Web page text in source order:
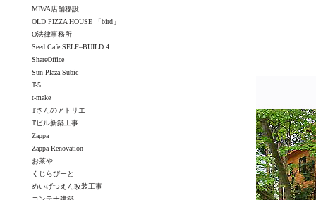
MIWA店舗移設
OLD PIZZA HOUSE 「bird」
O法律事務所
Seed Cafe SELF–BUILD 4
ShareOffice
Sun Plaza Subic
T-5
t-make
Tさんのアトリエ
Tビル新築工事
Zappa
Zappa Renovation
お茶や
くじらびーと
めいげつえん改装工事